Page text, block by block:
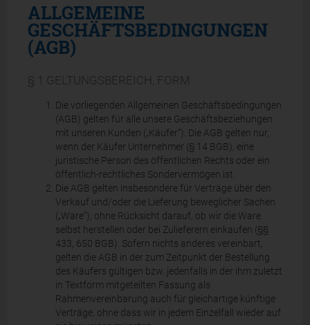
ALLGEMEINE
GESCHÄFTSBEDINGUNGEN
(AGB)
§ 1 GELTUNGSBEREICH, FORM
Die vorliegenden Allgemeinen Geschäftsbedingungen
(AGB) gelten für alle unsere Geschäftsbeziehungen
mit unseren Kunden („Käufer“). Die AGB gelten nur,
wenn der Käufer Unternehmer (§ 14 BGB), eine
juristische Person des öffentlichen Rechts oder ein
öffentlich-rechtliches Sondervermögen ist.
Die AGB gelten insbesondere für Verträge über den
Verkauf und/oder die Lieferung beweglicher Sachen
(„Ware“), ohne Rücksicht darauf, ob wir die Ware
selbst herstellen oder bei Zulieferern einkaufen (§§
433, 650 BGB). Sofern nichts anderes vereinbart,
gelten die AGB in der zum Zeitpunkt der Bestellung
des Käufers gültigen bzw. jedenfalls in der ihm zuletzt
in Textform mitgeteilten Fassung als
Rahmenvereinbarung auch für gleichartige künftige
Verträge, ohne dass wir in jedem Einzelfall wieder auf